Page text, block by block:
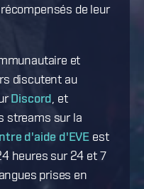
de leur
et
discutent au
Discord , et
streams sur la
d'aide d'EVE est
heures sur 24 et 7
prises en